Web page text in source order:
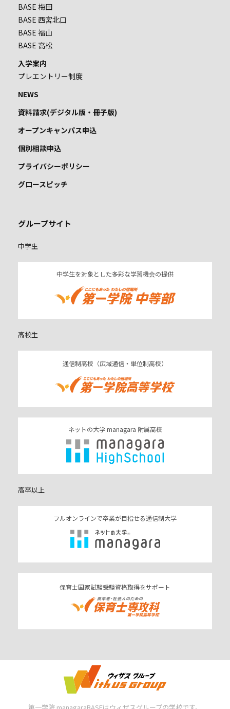
BASE 梅田
BASE 西宮北口
BASE 福山
BASE 高松
入学案内
プレエントリー制度
NEWS
資料請求(デジタル版・冊子版)
オープンキャンパス申込
個別相談申込
プライバシーポリシー
グロースピッチ
グループサイト
中学生
中学生を対象とした多彩な学習機会の提供
高校生
通信制高校（広域通信・単位制高校）
ネットの大学 managara 附属高校
高卒以上
フルオンラインで卒業が目指せる通信制大学
保育士国家試験受験資格取得をサポート
第一学院 managaraBASEはウィザスグループの学校です。